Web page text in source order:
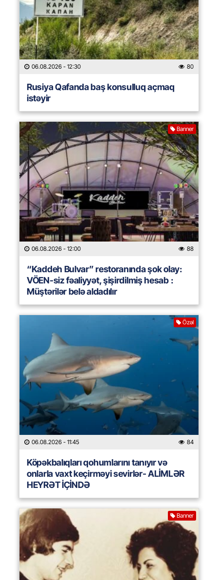
06.08.2026 - 12:30 80
Rusiya Qafanda baş konsulluq açmaq
istəyir
Banner
06.08.2026 - 12:00 88
“Kaddeh Bulvar” restoranında şok olay:
VÖEN-siz fəaliyyət, şişirdilmiş hesab :
Müştərilər belə aldadılır
Özəl
06.08.2026 - 11:45 84
Köpəkbalıqları qohumlarını tanıyır və
onlarla vaxt keçirməyi sevirlər- ALİMLƏR
HEYRƏT İÇİNDƏ
Banner